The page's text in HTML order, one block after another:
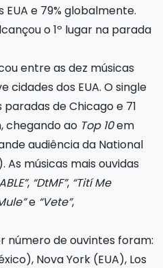
EUA e 79% globalmente.
o 1º lugar na parada
entre as dez músicas
cidades dos EUA. O single
de Chicago e 71
chegando ao Top 10em
audiência da National
As músicas mais ouvidas
, “DtMF”, “Tití Me
e “Vete”,
número de ouvintes foram:
Nova York (EUA), Los